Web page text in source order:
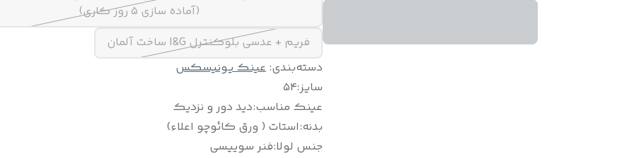
(آماده سازی ۵ روز کاری)
فریم + عدسی بلوکنترل I&G ساخت آلمان
دسته‌بندی: عینک یونیسکس
سایز:۵۴
عینک مناسب:دید دور و نزدیک
بدنه:استات ( ورق کائوچو اعلاء)
جنس لولا:فنر سوییسی